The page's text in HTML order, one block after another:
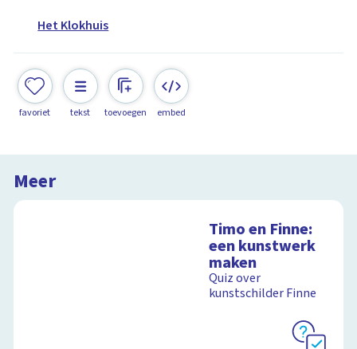
Het Klokhuis
favoriet tekst toevoegen embed
Meer
Timo en Finne:
een kunstwerk
maken
Quiz over
kunstschilder Finne